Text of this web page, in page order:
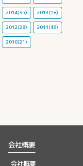
2014(35) 2013(18)
2012(28) 2011(43)
2010(21)
会社概要
会社概要